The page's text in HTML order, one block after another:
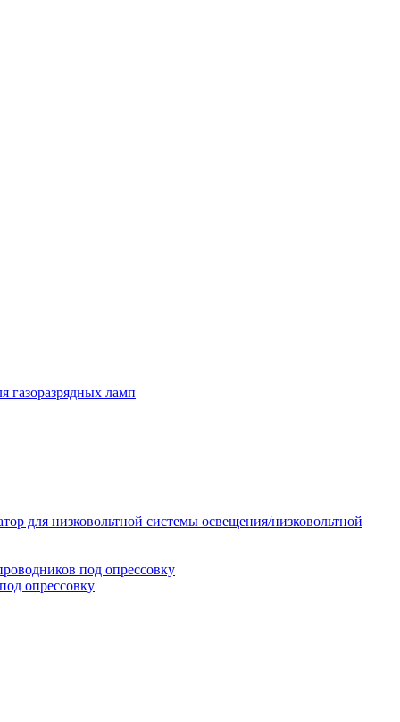
газоразрядных ламп
для низковольтной системы освещения/низковольтной
под опрессовку
опрессовку